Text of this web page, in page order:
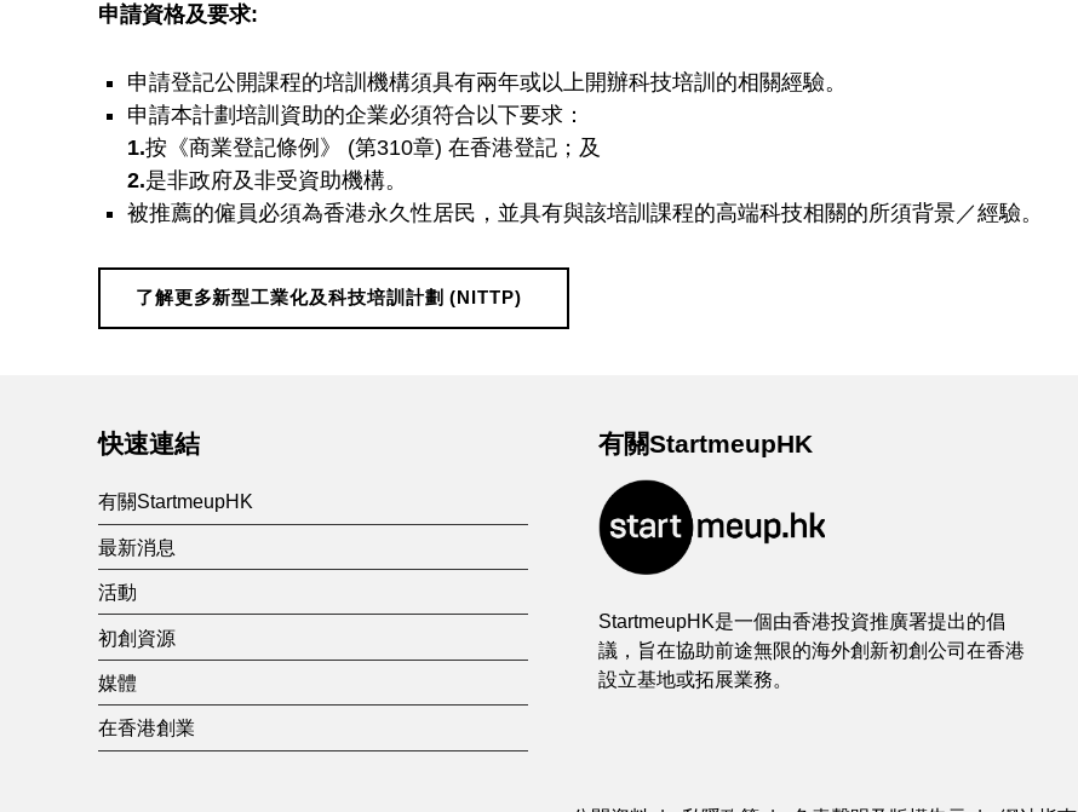
技
培
訓
計
劃
N
I
T
T
P
申請資格及要求:
申請登記公開課程的培訓機構須具有兩年或以上開辦科技培訓的相關經驗。
申請本計劃培訓資助的企業必須符合以下要求：
1.按《商業登記條例》 (第310章) 在香港登記；及
2.是非政府及非受資助機構。
被推薦的僱員必須為香港永久性居民，並具有與該培訓課程的高端科技相關的所須背景／經驗。
了解更多新型工業化及科技培訓計劃 (NITTP)
Skip back to main navigation
快速連結
有關StartmeupHK
最新消息
活動
初創資源
媒體
在香港創業
有關StartmeupHK
StartmeupHK是一個由香港投資推廣署提出的倡
議，旨在協助前途無限的海外創新初創公司在香港
設立基地或拓展業務。